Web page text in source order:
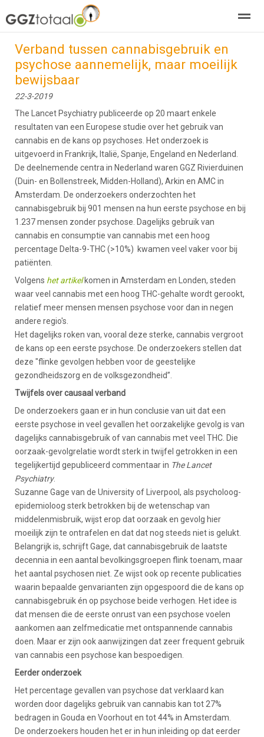
over GGZTotaal abonneren agenda adverteren
Home
Verband tussen cannabisgebruik en
psychose aannemelijk, maar moeilijk
bewijsbaar
22-3-2019
The Lancet Psychiatry publiceerde op 20 maart enkele
resultaten van een Europese studie over het gebruik van
cannabis en de kans op psychoses. Het onderzoek is
uitgevoerd in Frankrijk, Italië, Spanje, Engeland en Nederland.
De deelnemende centra in Nederland waren GGZ Rivierduinen
(Duin- en Bollenstreek, Midden-Holland), Arkin en AMC in
Amsterdam. De onderzoekers onderzochten het
cannabisgebruik bij 901 mensen na hun eerste psychose en bij
1.237 mensen zonder psychose. Dagelijks gebruik van
cannabis en consumptie van cannabis met een hoog
percentage Delta-9-THC (>10%) kwamen veel vaker voor bij
patiënten.
Volgens het artikelkomen in Amsterdam en Londen, steden
waar veel cannabis met een hoog THC-gehalte wordt gerookt,
relatief meer mensen mensen psychose voor dan in negen
andere regio's.
Het dagelijks roken van, vooral deze sterke, cannabis vergroot
de kans op een eerste psychose. De onderzoekers stellen dat
deze "flinke gevolgen hebben voor de geestelijke
gezondheidszorg en de volksgezondheid”.
Twijfels over causaal verband
De onderzoekers gaan er in hun conclusie van uit dat een
eerste psychose in veel gevallen het oorzakelijke gevolg is van
dagelijks cannabisgebruik of van cannabis met veel THC. Die
oorzaak-gevolgrelatie wordt sterk in twijfel getrokken in een
tegelijkertijd gepubliceerd commentaar in The Lancet
Psychiatry.
Suzanne Gage van de University of Liverpool, als psycholoog-
epidemioloog sterk betrokken bij de wetenschap van
middelenmisbruik, wijst erop dat oorzaak en gevolg hier
moeilijk zijn te ontrafelen en dat dat nog steeds niet is gelukt.
Belangrijk is, schrijft Gage, dat cannabisgebruik de laatste
decennia in een aantal bevolkingsgroepen flink toenam, maar
het aantal psychosen niet. Ze wijst ook op recente publicaties
waarin bepaalde genvarianten zijn opgespoord die de kans op
cannabisgebruik én op psychose beide verhogen. Het idee is
dat mensen die de eerste onrust van een psychose voelen
aankomen aan zelfmedicatie met ontspannende cannabis
doen. Maar er zijn ook aanwijzingen dat zeer frequent gebruik
van cannabis een psychose kan bespoedigen.
Eerder onderzoek
Het percentage gevallen van psychose dat verklaard kan
worden door dagelijks gebruik van cannabis kan tot 27%
bedragen in Gouda en Voorhout en tot 44% in Amsterdam.
De onderzoekers houden het er in hun inleiding op dat eerder